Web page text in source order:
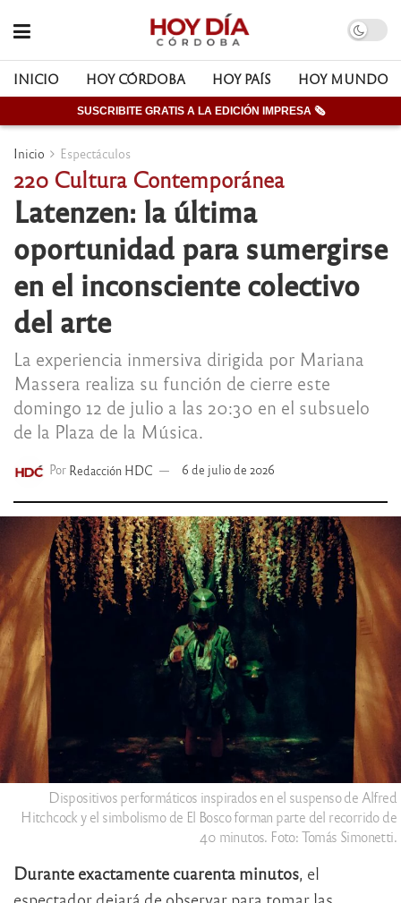
INICIO HOY CÓRDOBA HOY PAÍS HOY MUNDO
SUSCRIBITE GRATIS A LA EDICIÓN IMPRESA 🗞
Inicio Espectáculos
220 Cultura Contemporánea
Latenzen: la última
oportunidad para sumergirse
en el inconsciente colectivo
del arte
La experiencia inmersiva dirigida por Mariana
Massera realiza su función de cierre este
domingo 12 de julio a las 20:30 en el subsuelo
de la Plaza de la Música.
Por Redacción HDC 6 de julio de 2026
Dispositivos performáticos inspirados en el suspenso de Alfred
Hitchcock y el simbolismo de El Bosco forman parte del recorrido de
40 minutos. Foto: Tomás Simonetti.
Durante exactamente cuarenta minutos, el